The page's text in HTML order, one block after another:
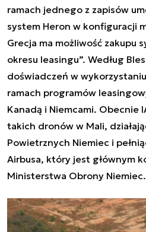
ramach jednego z zapisów
system Heron w konfiguracji
Grecja ma możliwość zakupu
okresu leasingu”. Według
doświadczeń w
ramach programów
Kanadą i Niemcami. Obecnie
takich dronów w Mali,
Powietrznych Niemiec i
Airbusa, który jest głównym
Ministerstwa Obrony Niemiec.